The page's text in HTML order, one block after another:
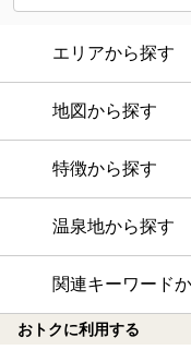
エリアから探す
地図から探す
特徴から探す
温泉地から探す
関連キーワード
おトクに利用する